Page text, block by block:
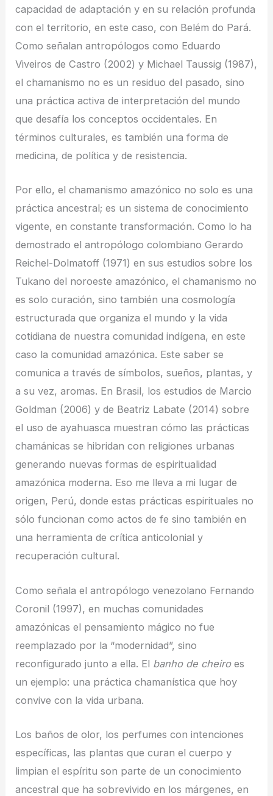
capacidad de adaptación y en su relación profunda
con el territorio, en este caso, con Belém do Pará.
Como señalan antropólogos como Eduardo
Viveiros de Castro (2002) y Michael Taussig (1987),
el chamanismo no es un residuo del pasado, sino
una práctica activa de interpretación del mundo
que desafía los conceptos occidentales. En
términos culturales, es también una forma de
medicina, de política y de resistencia.
Por ello, el chamanismo amazónico no solo es una
práctica ancestral; es un sistema de conocimiento
vigente, en constante transformación. Como lo ha
demostrado el antropólogo colombiano Gerardo
Reichel-Dolmatoff (1971) en sus estudios sobre los
Tukano del noroeste amazónico, el chamanismo no
es solo curación, sino también una cosmología
estructurada que organiza el mundo y la vida
cotidiana de nuestra comunidad indígena, en este
caso la comunidad amazónica. Este saber se
comunica a través de símbolos, sueños, plantas, y
a su vez, aromas. En Brasil, los estudios de Marcio
Goldman (2006) y de Beatriz Labate (2014) sobre
el uso de ayahuasca muestran cómo las prácticas
chamánicas se hibridan con religiones urbanas
generando nuevas formas de espiritualidad
amazónica moderna. Eso me lleva a mi lugar de
origen, Perú, donde estas prácticas espirituales no
sólo funcionan como actos de fe sino también en
una herramienta de crítica anticolonial y
recuperación cultural.
Como señala el antropólogo venezolano Fernando
Coronil (1997), en muchas comunidades
amazónicas el pensamiento mágico no fue
reemplazado por la “modernidad”, sino
reconfigurado junto a ella. El banho de cheiroes
un ejemplo: una práctica chamanística que hoy
convive con la vida urbana.
Los baños de olor, los perfumes con intenciones
específicas, las plantas que curan el cuerpo y
limpian el espíritu son parte de un conocimiento
ancestral que ha sobrevivido en los márgenes, en